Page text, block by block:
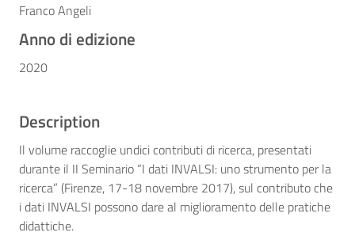
Franco Angeli
Anno di edizione
2020
Description
Il volume raccoglie undici contributi di ricerca, presentati
durante il II Seminario “I dati INVALSI: uno strumento per la
ricerca” (Firenze, 17-18 novembre 2017), sul contributo che
i dati INVALSI possono dare al miglioramento delle pratiche
didattiche.